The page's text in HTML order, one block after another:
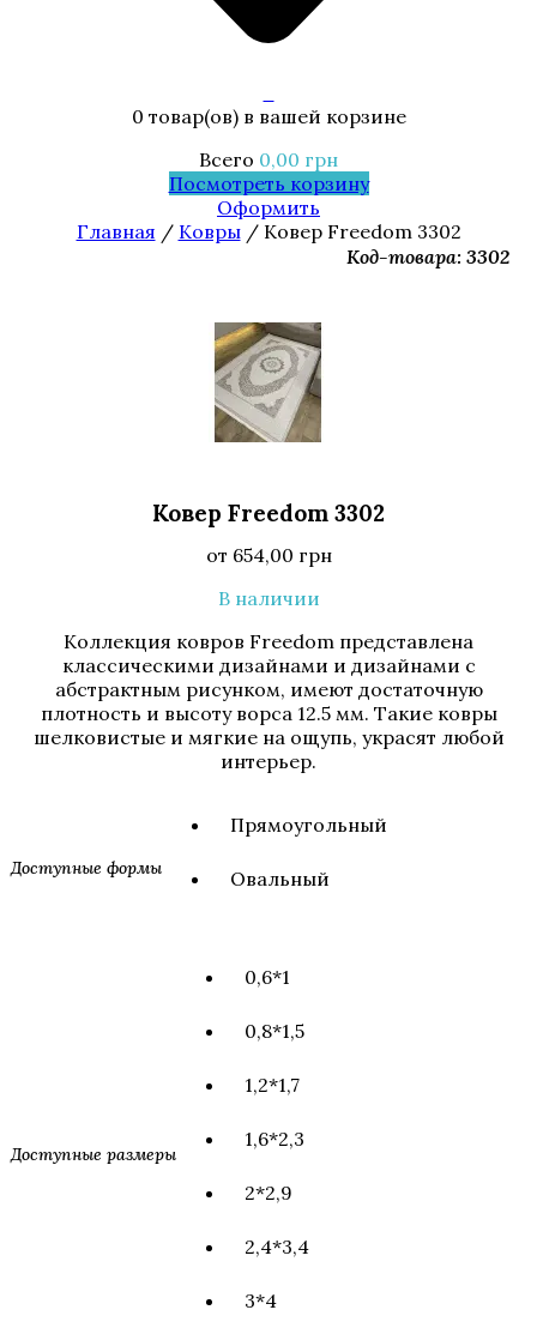
0 товар(ов)в вашей корзине
Всего 0,00 грн
Посмотреть корзину
Оформить
Главная / Ковры/ Ковер Freedom 3302
Код-товара: 3302
Ковер Freedom 3302
от 654,00 грн
В наличии
Коллекция ковров Freedom представлена
классическими дизайнами и дизайнами с
абстрактным рисунком, имеют достаточную
плотность и высоту ворса 12.5 мм. Такие ковры
шелковистые и мягкие на ощупь, украсят любой
интерьер.
Доступные формы
Прямоугольный
Овальный
Доступные размеры
0,6*1
0,8*1,5
1,2*1,7
1,6*2,3
2*2,9
2,4*3,4
3*4